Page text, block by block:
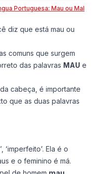
Portuguesa: Mau ou Mal
diz que está mau ou
comuns que surgem
das palavras MAU e
cabeça, é importante
que as duas palavras
‘imperfeito’. Ela é o
e o feminino é má.